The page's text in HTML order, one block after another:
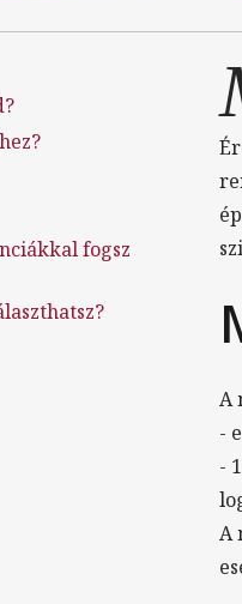
fogsz
A
-
-
A